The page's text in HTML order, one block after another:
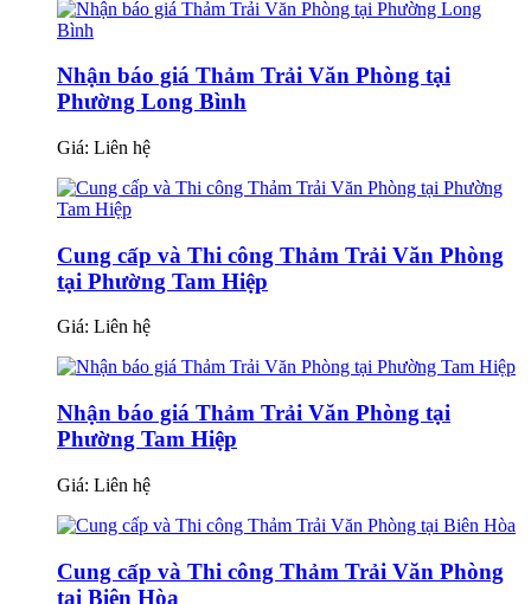
Nhận báo giá Thảm Trải Văn Phòng tại
Phường Long Bình
Giá: Liên hệ
Cung cấp và Thi công Thảm Trải Văn Phòng
tại Phường Tam Hiệp
Giá: Liên hệ
Nhận báo giá Thảm Trải Văn Phòng tại
Phường Tam Hiệp
Giá: Liên hệ
Cung cấp và Thi công Thảm Trải Văn Phòng
tại Biên Hòa